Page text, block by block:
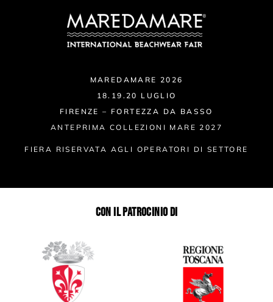
MAREDAMARE 2026
18.19.20 LUGLIO
FIRENZE – FORTEZZA DA BASSO
ANTEPRIMA COLLEZIONI MARE 2027
FIERA RISERVATA AGLI OPERATORI DI SETTORE
CON IL PATROCINIO DI